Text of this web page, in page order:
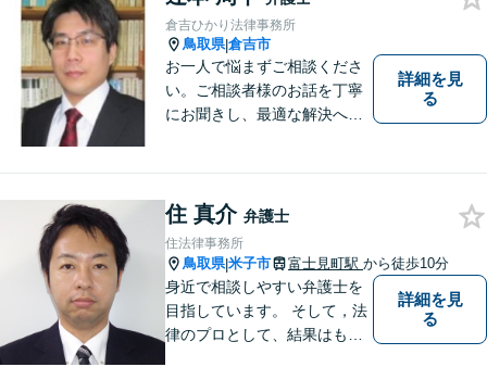
倉吉ひかり法律事務所
鳥取県|倉吉市
お一人で悩まずご相談くださ
い。ご相談者様のお話を丁寧
にお聞きし、最適な解決へと
詳細を見
る
住 真介 弁護士
住法律事務所
鳥取県|米子市 富士見町駅 から徒歩10分
身近で相談しやすい弁護士を
目指しています。 そして，法
律のプロとして、結果はもち
詳細を見
る